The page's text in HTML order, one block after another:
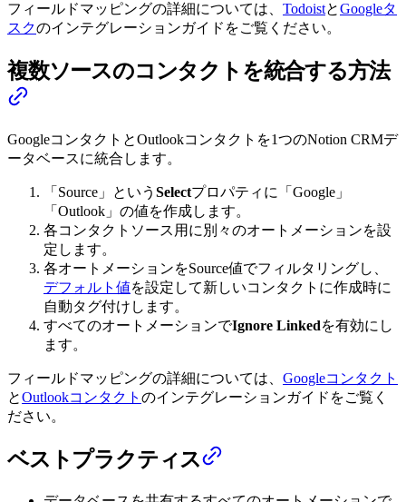
フィールドマッピングの詳細については、 TodoistとGoogleタ
スクのインテグレーションガイドをご覧ください。
複数ソースのコンタクトを統合する方法
GoogleコンタクトとOutlookコンタクトを1つのNotion CRMデ
ータベースに統合します。
「Source」という Selectプロパティに「Google」
「Outlook」の値を作成します。
各コンタクトソース用に別々のオートメーションを設
定します。
各オートメーションをSource値でフィルタリングし、
デフォルト値を設定して新しいコンタクトに作成時に
自動タグ付けします。
すべてのオートメーションでIgnore Linkedを有効にし
ます。
フィールドマッピングの詳細については、 Googleコンタクト
とOutlookコンタクト のインテグレーションガイドをご覧く
ださい。
ベストプラクティス